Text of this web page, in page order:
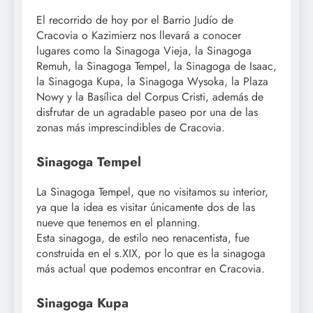
El recorrido de hoy por el Barrio Judío de
Cracovia o Kazimierz nos llevará a conocer
lugares como la Sinagoga Vieja, la Sinagoga
Remuh, la Sinagoga Tempel, la Sinagoga de Isaac,
la Sinagoga Kupa, la Sinagoga Wysoka, la Plaza
Nowy y la Basílica del Corpus Cristi, además de
disfrutar de un agradable paseo por una de las
zonas más imprescindibles de Cracovia.
Sinagoga Tempel
La Sinagoga Tempel, que no visitamos su interior,
ya que la idea es visitar únicamente dos de las
nueve que tenemos en el planning.
Esta sinagoga, de estilo neo renacentista, fue
construida en el s.XIX, por lo que es la sinagoga
más actual que podemos encontrar en Cracovia.
Sinagoga Kupa